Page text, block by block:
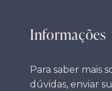
Informações
Para saber mais
dúvidas, enviar